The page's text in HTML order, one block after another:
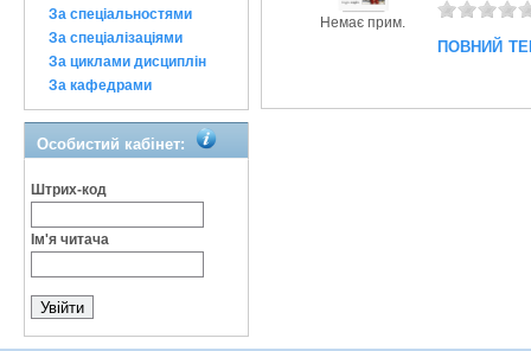
За спеціальностями
За спеціалізаціями
За циклами дисциплін
За кафедрами
Особистий кабінет:
Штрих-код
Ім'я читача
Немає прим.
повний